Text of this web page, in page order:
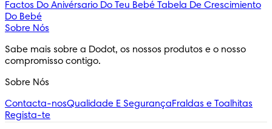
Factos Do Anivérsario Do Teu Bebé Tabela De Crescimiento
Do Bebé
Sobre Nós
Sabe mais sobre a Dodot, os nossos produtos e o nosso
compromisso contigo.
Sobre Nós
Contacta-nosQualidade E SegurançaFraldas e Toalhitas
Regista-te